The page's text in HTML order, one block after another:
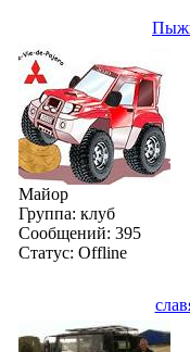
Майор
Группа: клуб
Сообщений: 395
Статус: Offline